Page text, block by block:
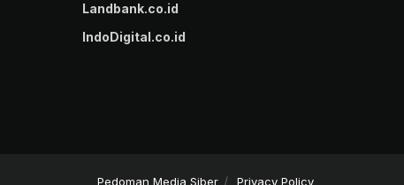
Landbank.co.id
IndoDigital.co.id
Pedoman Media Siber Privacy Policy